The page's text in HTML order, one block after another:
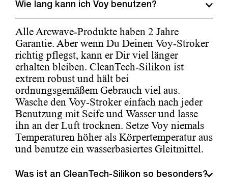
Wie lang kann ich Voy benutzen?
Alle Arcwave-Produkte haben 2 Jahre
Garantie. Aber wenn Du Deinen Voy-Stroker
richtig pflegst, kann er Dir viel länger
erhalten bleiben. CleanTech-Silikon ist
extrem robust und hält bei
ordnungsgemäßem Gebrauch viel aus.
Wasche den Voy-Stroker einfach nach jeder
Benutzung mit Seife und Wasser und lasse
ihn an der Luft trocknen. Setze Voy niemals
Temperaturen höher als Körpertemperatur aus
und benutze ein wasserbasiertes Gleitmittel.
Was ist an CleanTech-Silikon so besonders?